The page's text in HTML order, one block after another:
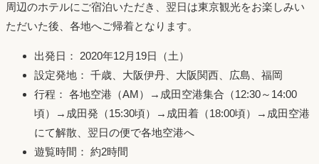
周辺のホテルにご宿泊いただき、翌日は東京観光をお楽しみい
ただいた後、各地へご帰着となります。
出発日： 2020年12月19日（土）
設定発地： 千歳、大阪伊丹、大阪関西、広島、福岡
行程： 各地空港（AM）→成田空港集合（12:30～14:00
頃）→成田発（15:30頃）→成田着（18:00頃）→成田空港
にて解散、翌日の便で各地空港へ
遊覧時間： 約2時間